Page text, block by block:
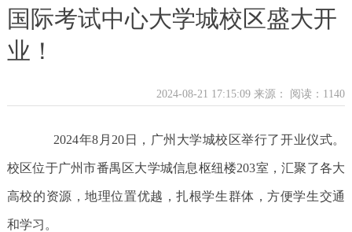
国际考试中心大学城校区盛大开
业！
2024-08-21 17:15:09 来源： 阅读：1140
2024年8月20日，广州大学城校区举行了开业仪式。
校区位于广州市番禺区大学城信息枢纽楼203室，汇聚了各大
高校的资源，地理位置优越，扎根学生群体，方便学生交通
和学习。